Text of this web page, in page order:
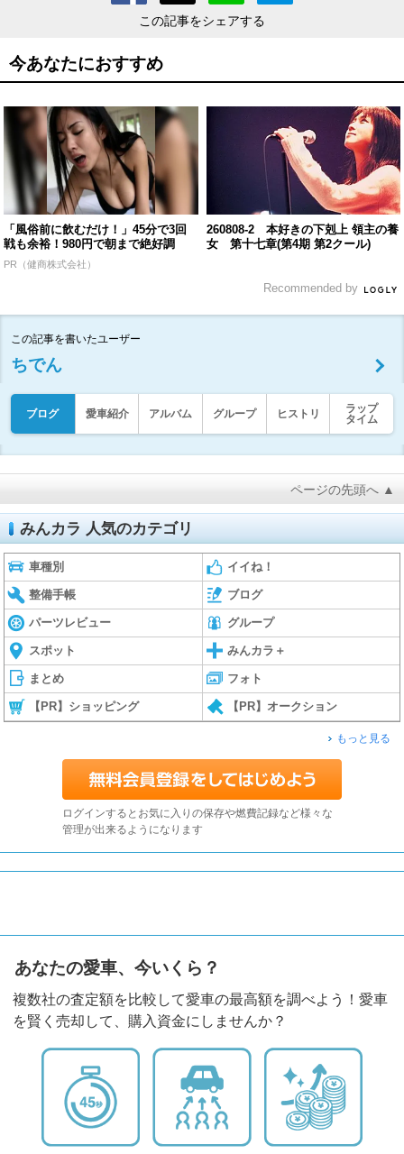
この記事をシェアする
今あなたにおすすめ
「風俗前に飲むだけ！」45分で3回
戦も余裕！980円で朝まで絶好調
PR（健商株式会社）
260808-2 本好きの下剋上 領主の養
女 第十七章(第4期 第2クール)
Recommended by
この記事を書いたユーザー
ちでん
ブログ 愛車紹介 アルバム グループ ヒストリ
ラップ
タイム
ページの先頭へ ▲
みんカラ 人気のカテゴリ
車種別 イイね！
整備手帳 ブログ
パーツレビュー グループ
スポット みんカラ＋
まとめ フォト
【PR】ショッピング 【PR】オークション
もっと見る
ログインするとお気に入りの保存や燃費記録など様々な
管理が出来るようになります
あなたの愛車、今いくら？
複数社の査定額を比較して愛車の最高額を調べよう！愛車
を賢く売却して、購入資金にしませんか？